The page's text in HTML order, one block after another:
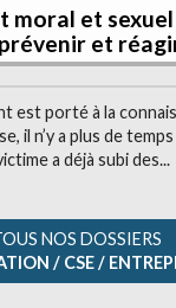
moral et sexuel
et
est porté à la
il n’y a plus de
a déjà subi des...
NOS DOSSIERS
/ CSE /